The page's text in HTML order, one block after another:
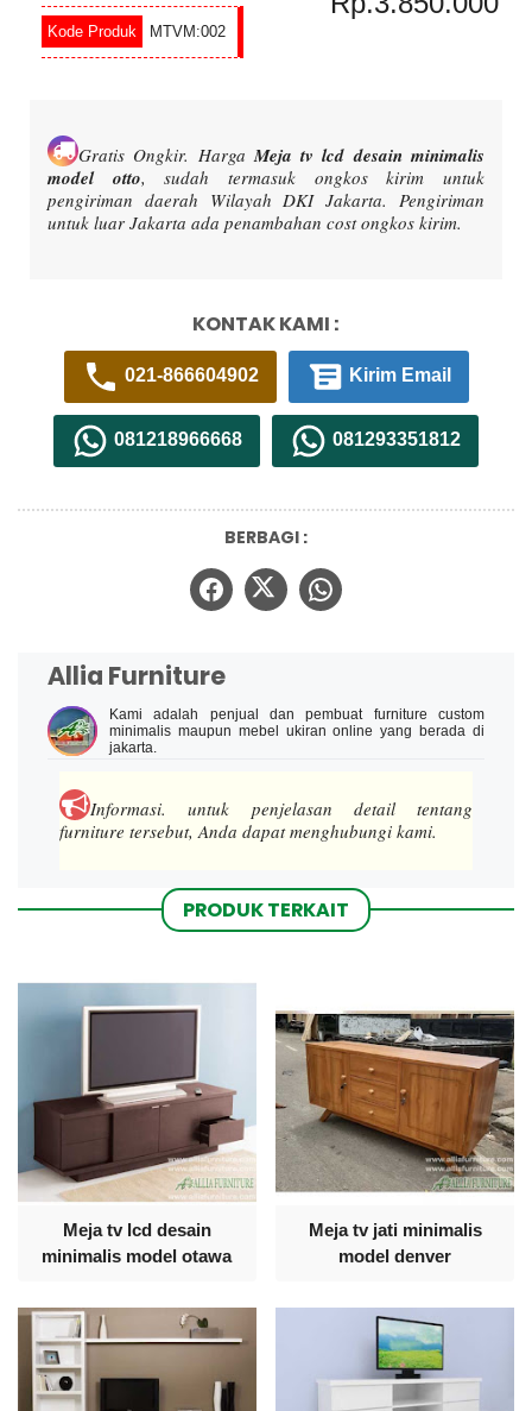
MTVM:002
Gratis Ongkir. HargaMeja tv lcd desain minimalis
model otto, sudah termasuk ongkos kirim untuk
pengiriman daerah Wilayah DKI Jakarta. Pengiriman
untuk luar Jakarta ada penambahan cost ongkos kirim.
KONTAK KAMI :
021-866604902 Kirim Email
081218966668 081293351812
BERBAGI :
Allia Furniture
Kami adalah penjual dan pembuat furniture custom
minimalis maupun mebel ukiran online yang berada di
jakarta.
Informasi.untuk penjelasan detail tentang
furniture tersebut, Anda dapat menghubungi kami.
PRODUK TERKAIT
Meja tv lcd desain
minimalis model otawa
Meja tv jati minimalis
model denver